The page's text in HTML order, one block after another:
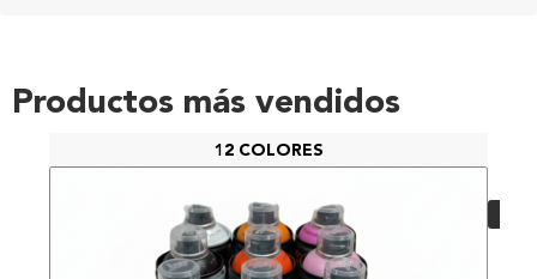
Productos más vendidos
12 COLORES